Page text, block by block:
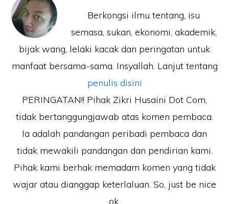
Berkongsi ilmu tentang, isu
semasa, sukan, ekonomi, akademik,
bijak wang, lelaki kacak dan peringatan untuk
manfaat bersama-sama. Insyallah. Lanjut tentang
penulis disini
PERINGATAN!! Pihak Zikri Husaini Dot Com,
tidak bertanggungjawab atas komen pembaca.
Ia adalah pandangan peribadi pembaca dan
tidak mewakili pandangan dan pendirian kami.
Pihak kami berhak memadam komen yang tidak
wajar atau dianggap keterlaluan. So, just be nice
ok.